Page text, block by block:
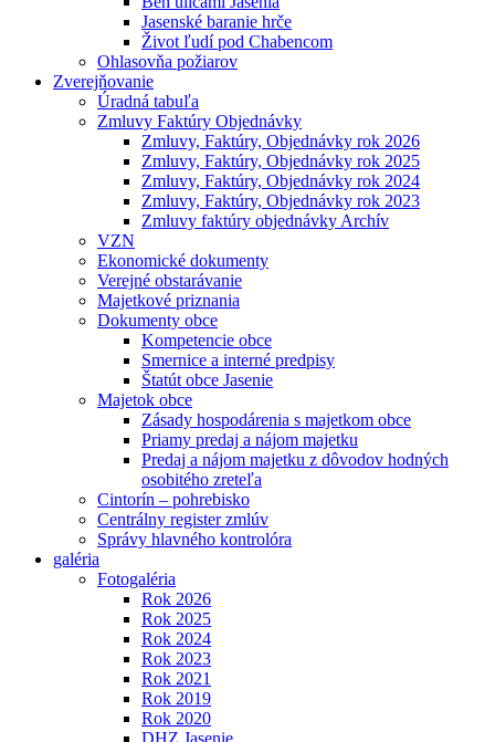
Jasenské baranie hrče
Život ľudí pod Chabencom
Ohlasovňa požiarov
Zverejňovanie
Úradná tabuľa
Zmluvy Faktúry Objednávky
Zmluvy, Faktúry, Objednávky rok 2026
Zmluvy, Faktúry, Objednávky rok 2025
Zmluvy, Faktúry, Objednávky rok 2024
Zmluvy, Faktúry, Objednávky rok 2023
Zmluvy faktúry objednávky Archív
VZN
Ekonomické dokumenty
Verejné obstarávanie
Majetkové priznania
Dokumenty obce
Kompetencie obce
Smernice a interné predpisy
Štatút obce Jasenie
Majetok obce
Zásady hospodárenia s majetkom obce
Priamy predaj a nájom majetku
Predaj a nájom majetku z dôvodov hodných
osobitého zreteľa
Cintorín – pohrebisko
Centrálny register zmlúv
Správy hlavného kontrolóra
galéria
Fotogaléria
Rok 2026
Rok 2025
Rok 2024
Rok 2023
Rok 2021
Rok 2019
Rok 2020
DHZ Jasenie